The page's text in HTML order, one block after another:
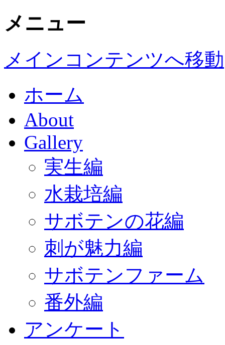
メニュー
メインコンテンツへ移動
ホーム
About
Gallery
実生編
水栽培編
サボテンの花編
刺が魅力編
サボテンファーム
番外編
アンケート